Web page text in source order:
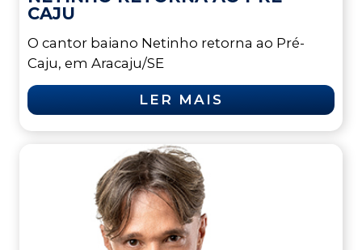
CAJU
O cantor baiano Netinho retorna ao Pré-
Caju, em Aracaju/SE
LER MAIS